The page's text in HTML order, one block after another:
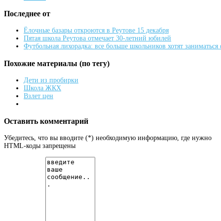
Последнее от
Ёлочные базары откроются в Реутове 15 декабря
Пятая школа Реутова отмечает 30-летний юбилей
Футбольная лихорадка: все больше школьников хотят
Похожие материалы (по тегу)
Дети из пробирки
Школа ЖКХ
Взлет цен
Оставить комментарий
Убедитесь, что вы вводите (*) необходимую информацию, где нужно
HTML-коды запрещены